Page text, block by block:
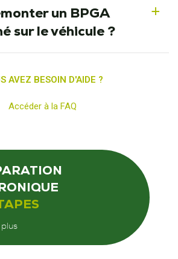
a
un BPGA
sur le véhicule ?
AVEZ BESOIN D'AIDE ?
Accéder à la FAQ
plus